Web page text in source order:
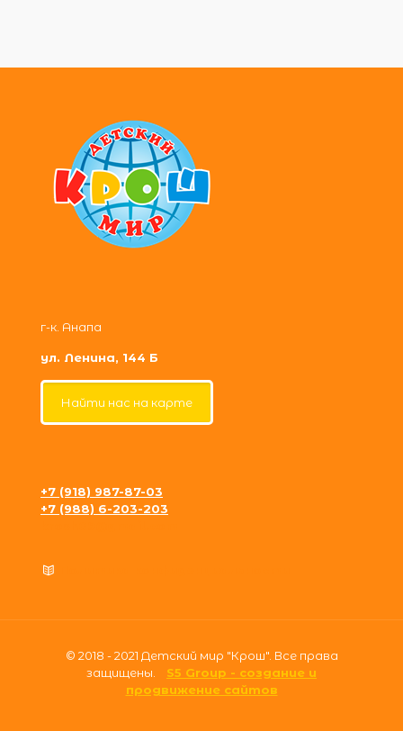
г-к. Анапа
ул. Ленина, 144 Б
Найти нас на карте
+7 (918) 987-87-03
+7 (988) 6-203-203
© 2018 - 2021 Детский мир "Крош". Все права
защищены. S5 Group - создание и
продвижение сайтов